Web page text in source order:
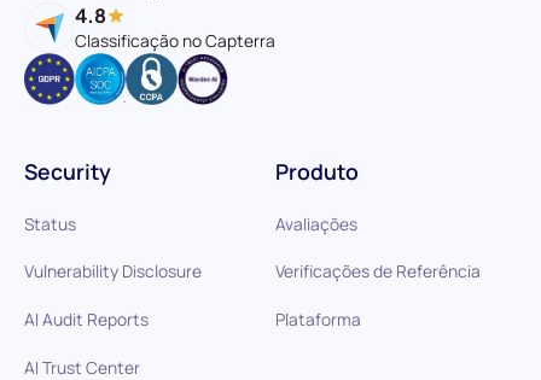
4.8
Classificação no Capterra
Produto
Avaliações
Verificações de Referência
Plataforma
Security
Status
Vulnerability Disclosure
AI Audit Reports
AI Trust Center